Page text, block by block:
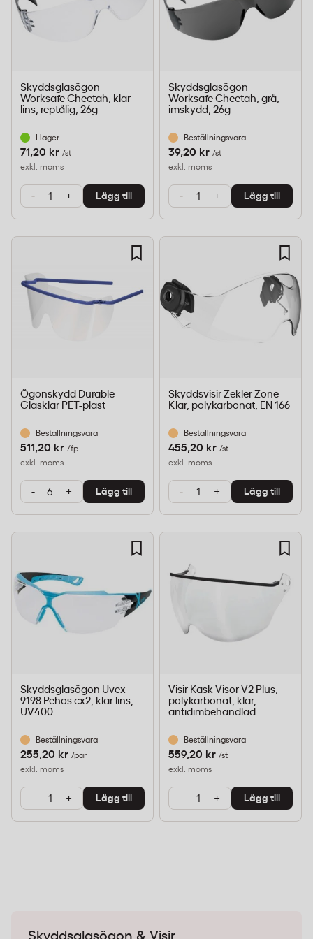
Skyddsglasögon
Worksafe Cheetah, klar
lins, reptålig, 26g
I lager
71,20 kr /st
exkl. moms
- + Lägg till
Skyddsglasögon
Worksafe Cheetah, grå,
imskydd, 26g
Beställningsvara
39,20 kr /st
exkl. moms
- + Lägg till
Ögonskydd Durable
Glasklar PET-plast
Beställningsvara
511,20 kr /fp
exkl. moms
- + Lägg till
Skyddsvisir Zekler Zone
Klar, polykarbonat, EN 166
Beställningsvara
455,20 kr /st
exkl. moms
- + Lägg till
Skyddsglasögon Uvex
9198 Pehos cx2, klar lins,
UV400
Beställningsvara
255,20 kr /par
exkl. moms
- + Lägg till
Visir Kask Visor V2 Plus,
polykarbonat, klar,
antidimbehandlad
Beställningsvara
559,20 kr /st
exkl. moms
- + Lägg till
Skyddsglasögon & Visir